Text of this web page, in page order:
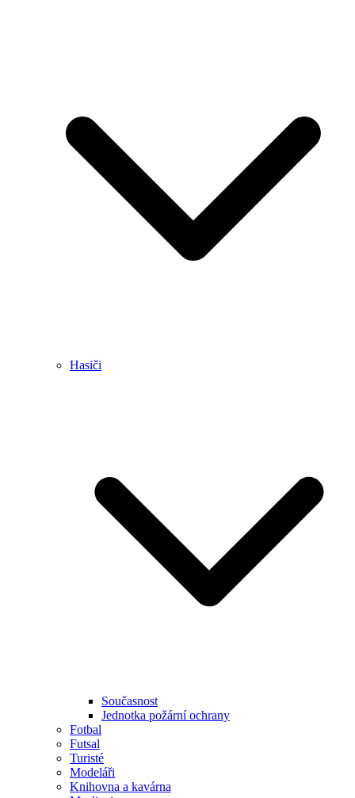
Hasiči
Současnost
Jednotka požární ochrany
Fotbal
Futsal
Turisté
Modeláři
Knihovna a kavárna